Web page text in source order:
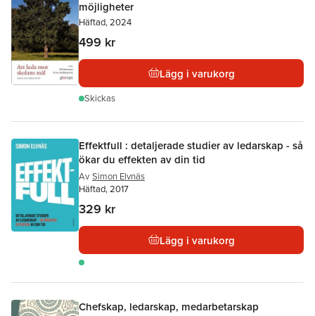
möjligheter
Häftad, 2024
499 kr
Lägg i varukorg
Skickas
Effektfull : detaljerade studier av ledarskap - så
ökar du effekten av din tid
Av Simon Elvnäs
Häftad, 2017
329 kr
Lägg i varukorg
Chefskap, ledarskap, medarbetarskap